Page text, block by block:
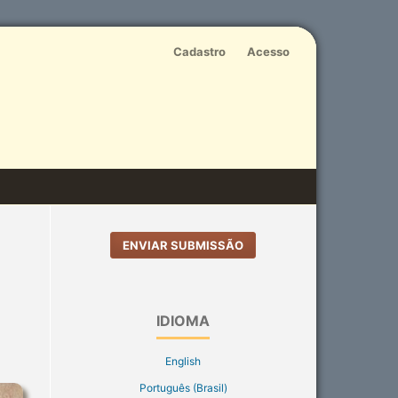
Cadastro Acesso
ENVIAR SUBMISSÃO
IDIOMA
English
Português (Brasil)